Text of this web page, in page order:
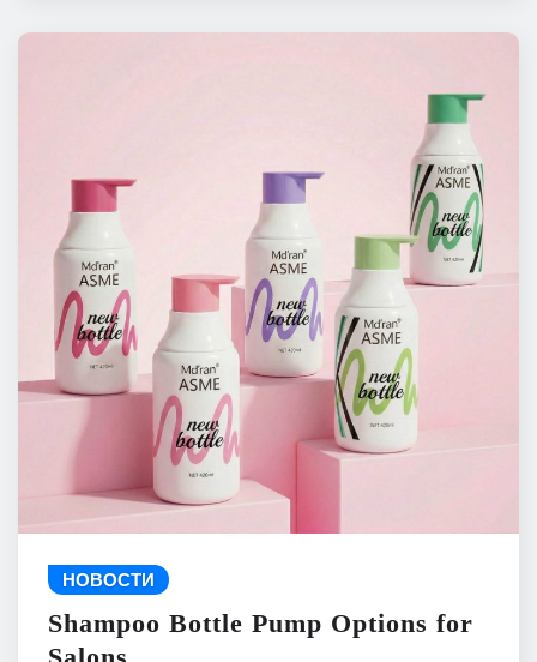
НОВОСТИ
Shampoo Bottle Pump Options for